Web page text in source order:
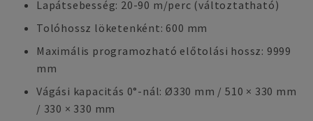
Lapátsebesség: 20-90 m/perc (változtatható)
Tolóhossz löketenként: 600 mm
Maximális programozható előtolási hossz: 9999
mm
Vágási kapacitás 0°-nál: Ø330 mm / 510 × 330 mm
/ 330 × 330 mm